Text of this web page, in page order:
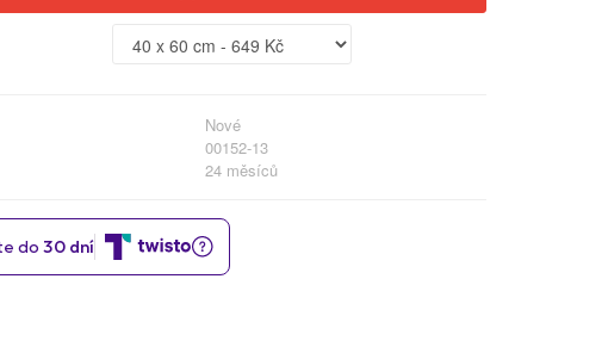
Nové
00152-13
24 měsíců